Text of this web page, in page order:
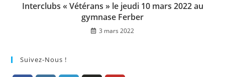
Interclubs « Vétérans » le jeudi 10 mars 2022 au
gymnase Ferber
3 mars 2022
Suivez-Nous !